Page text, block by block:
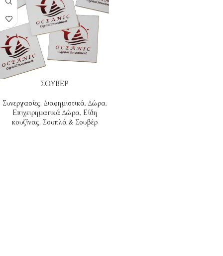
ΣΟΥΒΕΡ
Συνεργασίες, Διαφημιστικά, Δώρα,
Επιχειρηματικά Δώρα, Είδη
κουζίνας, Σουπλά & Σουβέρ